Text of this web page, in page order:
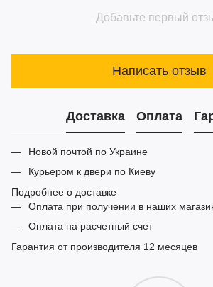
Добавьте первый
Написать отзыв
Доставка Оплата
Новой почтой по Украине
Курьером к двери по Киеву
Подробнее о доставке
Оплата при получении в наших
Оплата на расчетный счет
Гарантия от производителя 12 месяцев